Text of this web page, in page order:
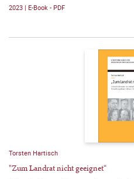
2023 | E-Book - PDF
Torsten Hartisch
"Zum Landrat nicht geeignet“